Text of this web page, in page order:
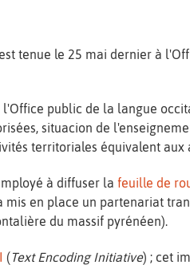
tenue le 25 mai dernier à
l'Office public de la langue
situacion de
territoriales équivalent aux
à diffuser lafeuille de
mis en place un partenariat
du massif pyrénéen).
(Text Encoding Initiative) ; cet